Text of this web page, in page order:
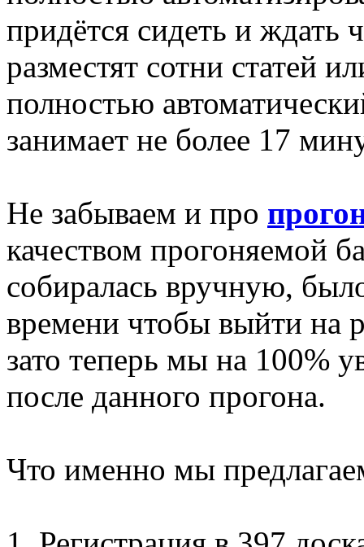
придётся сидеть и ждать
разместят сотни статей
полностью
занимает не более 17
Не забываем и про
качеством прогоняемой
собиралась вручную,
времени чтобы выйти на
зато теперь мы на 100%
после данного прогона.
Что именно мы